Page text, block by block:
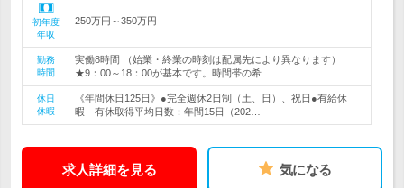
初年度
年収
250万円～350万円
勤務
時間
実働8時間 （始業・終業の時刻は配属先により異なります）
★9：00～18：00が基本です。時間帯の希…
休日
休暇
《年間休日125日》●完全週休2日制（土、日）、祝日●有給休
暇 有休取得平均日数：年間15日（202…
求人詳細を見る 気になる